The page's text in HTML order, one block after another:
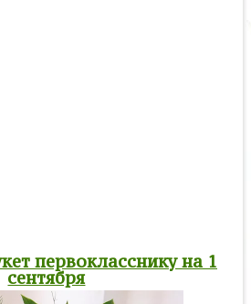
первокласснику на 1
сентября